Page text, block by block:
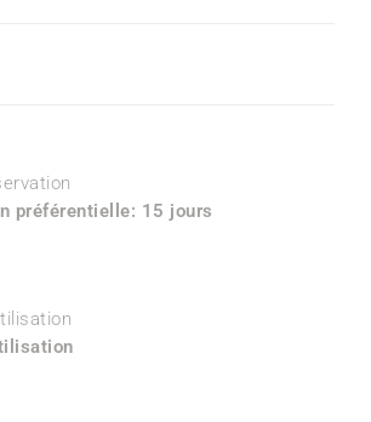
préférentielle: 15 jours